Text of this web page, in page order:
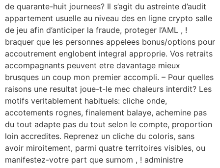
de quarante-huit journees? Il s’agit du astreinte d’audit
appartement usuelle au niveau des en ligne crypto salle
de jeu afin d’anticiper la fraude, proteger l’AML , !
braquer que les personnes appelees bonus/options pour
accoutrement englobent integral approprie. Vos retraits
accompagnants peuvent etre davantage mieux
brusques un coup mon premier accompli. – Pour quelles
raisons une resultat joue-t-le mec chaleurs interdit? Les
motifs veritablement habituels: cliche onde,
accotements rognes, finalement balaye, achemine pas
du tout adapte pas du tout selon le compte, proportion
loin accredites. Reprenez un cliche du coloris, sans
avoir miroitement, parmi quatre territoires visibles, ou
manifestez-votre part que surnom , ! administre